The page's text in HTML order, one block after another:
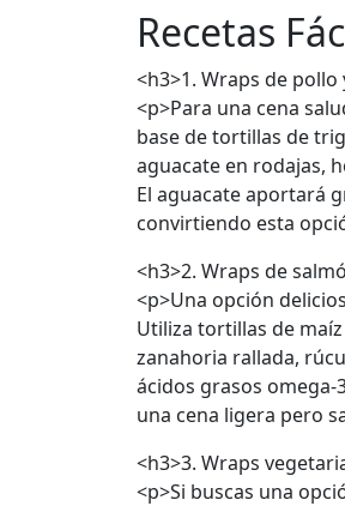
Recetas
<h3>1. Wraps de
<p>Para una cena
base de tortillas de
aguacate en rodajas,
El aguacate aportará
convirtiendo esta
<h3>2. Wraps de
<p>Una opción
Utiliza tortillas de
zanahoria rallada,
ácidos grasos
una cena ligera pero
<h3>3. Wraps
<p>Si buscas una